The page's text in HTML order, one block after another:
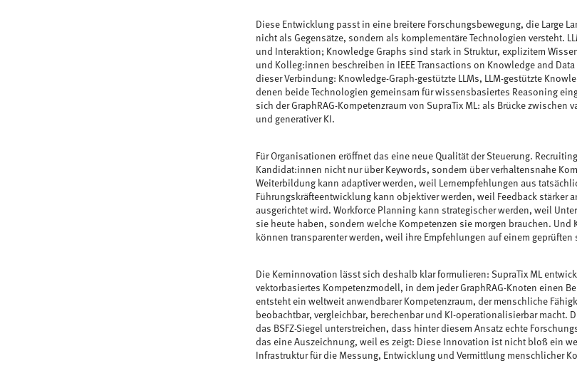
Diese Entwicklung passt in eine breitere Forschungsbewegung, die Large
nicht als Gegensätze, sondern als komplementäre Technologien versteht.
und Interaktion; Knowledge Graphs sind stark in Struktur, explizitem
und Kolleg:innen beschreiben in IEEE Transactions on Knowledge and
dieser Verbindung: Knowledge-Graph-gestützte LLMs, LLM-gestützte
denen beide Technologien gemeinsam für wissensbasiertes Reasoning
sich der GraphRAG-Kompetenzraum von SupraTix ML: als Brücke
und generativer KI.
Für Organisationen eröffnet das eine neue Qualität der Steuerung.
Kandidat:innen nicht nur über Keywords, sondern über verhaltensnahe
Weiterbildung kann adaptiver werden, weil Lernempfehlungen aus
Führungskräfteentwicklung kann objektiver werden, weil Feedback stärker
ausgerichtet wird. Workforce Planning kann strategischer werden, weil
sie heute haben, sondern welche Kompetenzen sie morgen brauchen. Und
können transparenter werden, weil ihre Empfehlungen auf einem
Die Kerninnovation lässt sich deshalb klar formulieren: SupraTix ML
vektorbasiertes Kompetenzmodell, in dem jeder GraphRAG-Knoten einen
entsteht ein weltweit anwendbarer Kompetenzraum, der menschliche
beobachtbar, vergleichbar, berechenbar und KI-operationalisierbar macht.
das BSFZ-Siegel unterstreichen, dass hinter diesem Ansatz echte
das eine Auszeichnung, weil es zeigt: Diese Innovation ist nicht bloß ein
Infrastruktur für die Messung, Entwicklung und Vermittlung menschlicher